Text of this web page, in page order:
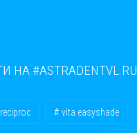
НА #ASTRADENTVL.RU
reciproc vita easyshade